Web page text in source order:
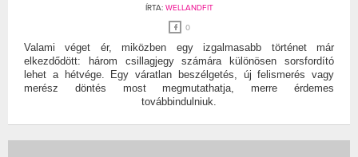
ÍRTA: WELLANDFIT
0
Valami véget ér, miközben egy izgalmasabb történet már
elkezdődött: három csillagjegy számára különösen sorsfordító
lehet a hétvége. Egy váratlan beszélgetés, új felismerés vagy
merész döntés most megmutathatja, merre érdemes
továbbindulniuk.